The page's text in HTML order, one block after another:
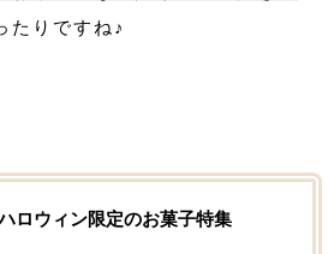
たりですね♪
ロウィン限定のお菓子特集